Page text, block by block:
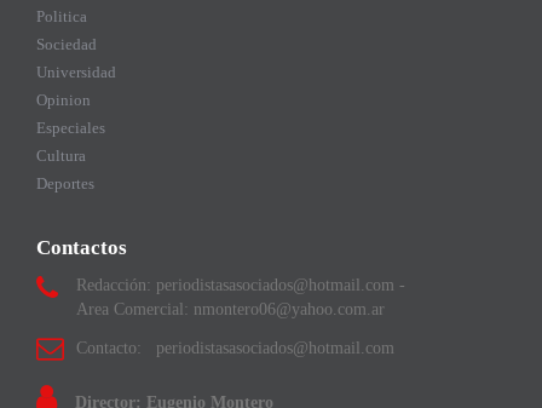
Politica
Sociedad
Universidad
Opinion
Especiales
Cultura
Deportes
Contactos
Redacción: periodistasasociados@hotmail.com -
Area Comercial: nmontero06@yahoo.com.ar
Contacto: periodistasasociados@hotmail.com
Director: Eugenio Montero